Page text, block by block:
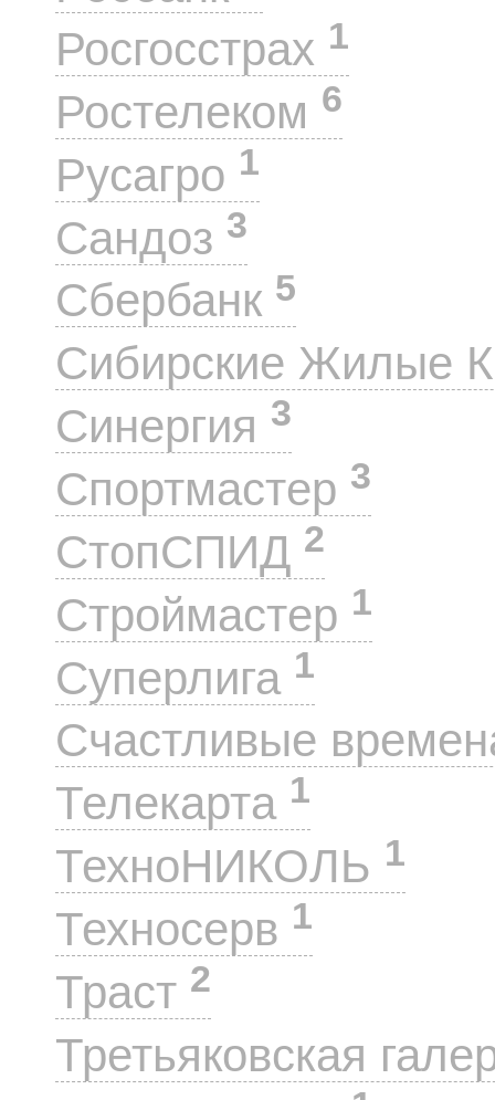
Росгосстрах 1
Ростелеком 6
Русагро 1
Сандоз 3
Сбербанк 5
Сибирские Жилые
Синергия 3
Спортмастер 3
СтопСПИД 2
Строймастер 1
Суперлига 1
Счастливые
Телекарта 1
ТехноНИКОЛЬ 1
Техносерв 1
Траст 2
Третьяковская